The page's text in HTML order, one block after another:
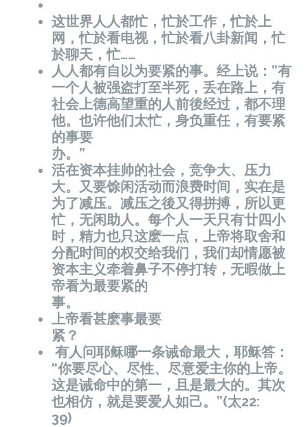
这世界人人都忙，忙於工作，忙於上
网，忙於看电视，忙於看八卦新闻，忙
於聊天，忙……
人人都有自以为要紧的事。经上说：”有
一个人被强盗打至半死，丢在路上，有
社会上德高望重的人前後经过，都不理
他。也许他们太忙，身负重任，有要紧
的事要
办。”
活在资本挂帅的社会，竞争大、压力
大。又要馀闲活动而浪费时间，实在是
为了减压。减压之後又得拼搏，所以更
忙，无闲助人。每个人一天只有廿四小
时，精力也只这麽一点，上帝将取舍和
分配时间的权交给我们，我们却情愿被
资本主义牵着鼻子不停打转，无暇做上
帝看为最要紧的
事。
上帝看甚麽事最要
紧？
有人问耶稣哪一条诫命最大，耶稣答：
“你要尽心、尽性、尽意爱主你的上帝。
这是诫命中的第一，且是最大的。其次
也相仿，就是要爱人如己。”(太22:
39)